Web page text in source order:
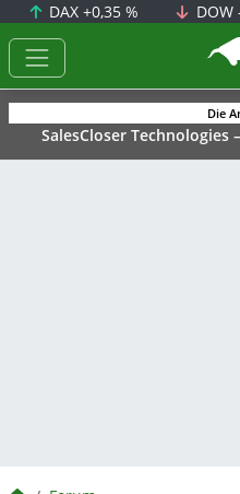
DAX+0,35 % DOW
Die
SalesCloser